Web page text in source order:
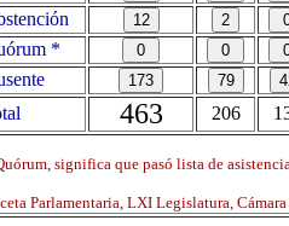
*
463 206
significa que pasó lista de
Parlamentaria, LXI Legislatura,